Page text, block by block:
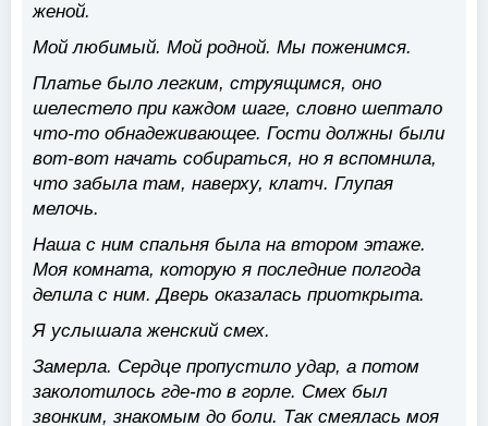
женой.
Мой любимый. Мой родной. Мы поженимся.
Платье было легким, струящимся, оно
шелестело при каждом шаге, словно шептало
что-то обнадеживающее. Гости должны были
вот-вот начать собираться, но я вспомнила,
что забыла там, наверху, клатч. Глупая
мелочь.
Наша с ним спальня была на втором этаже.
Моя комната, которую я последние полгода
делила с ним. Дверь оказалась приоткрыта.
Я услышала женский смех.
Замерла. Сердце пропустило удар, а потом
заколотилось где-то в горле. Смех был
звонким, знакомым до боли. Так смеялась моя